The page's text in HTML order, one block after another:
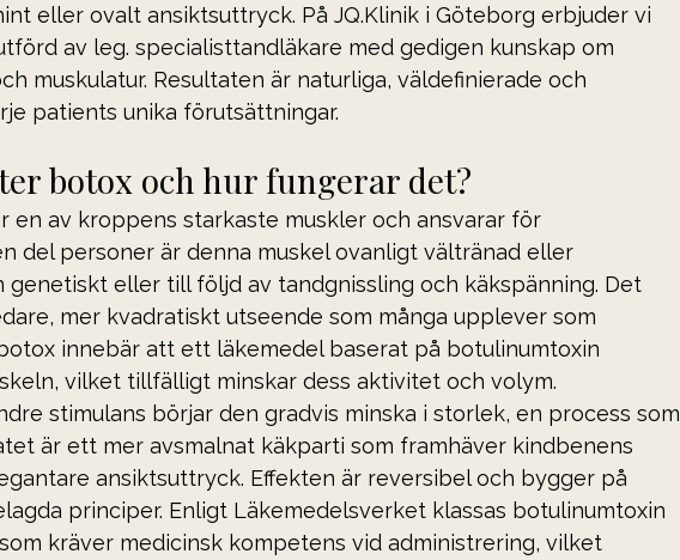
eller ovalt ansiktsuttryck. På JQ.Klinik i Göteborg erbjuder vi
av leg. specialisttandläkare med gedigen kunskap om
muskulatur. Resultaten är naturliga, väldefinierade och
patients unika förutsättningar.
botox och hur fungerar det?
en av kroppens starkaste muskler och ansvarar för
del personer är denna muskel ovanligt vältränad eller
genetiskt eller till följd av tandgnissling och käkspänning. Det
mer kvadratiskt utseende som många upplever som
innebär att ett läkemedel baserat på botulinumtoxin
vilket tillfälligt minskar dess aktivitet och volym.
stimulans börjar den gradvis minska i storlek, en process som
är ett mer avsmalnat käkparti som framhäver kindbenens
ansiktsuttryck. Effekten är reversibel och bygger på
principer. Enligt Läkemedelsverket klassas botulinumtoxin
kräver medicinsk kompetens vid administrering, vilket